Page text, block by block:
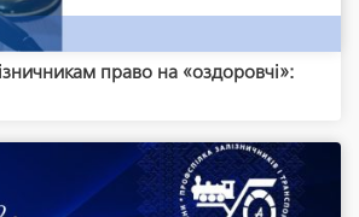
право на «оздоровчі»: